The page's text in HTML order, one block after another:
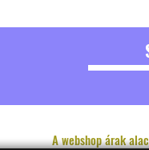
A webshop árak